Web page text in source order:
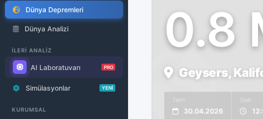
Dünya Depremleri
Dünya Analizi
İLERİ ANALİZ
AI Laboratuvarı PRO
Simülasyonlar YENİ
KURUMSAL
0.8
Geysers,
Tarih
30.04.2026
Saat